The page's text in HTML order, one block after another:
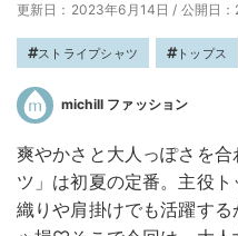
更新日：2023年6月14日 / 公開日
ストライプシャツ トップス
michill ファッション
爽やかさと大人っぽさを
ツ」は初夏の定番。主役
織りや肩掛けでも活躍す